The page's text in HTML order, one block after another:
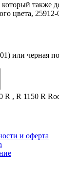
также
цвета,
или черная
R , R 1150 R
и оферта